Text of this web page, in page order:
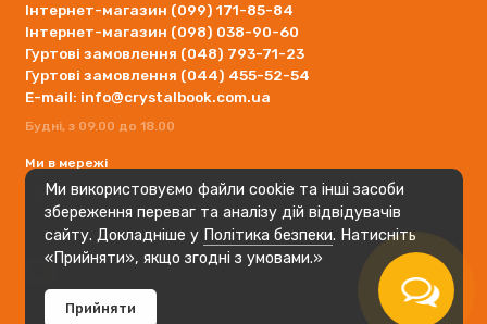
Ми використовуємо файли cookie та інші засоби
збереження переваг та аналізу дій відвідувачів
сайту. Докладніше у Політика безпеки. Натисніть
«Прийняти», якщо згодні з умовами.»
Прийняти
Інтернет-магазин (099) 171-85-84
Інтернет-магазин (098) 038-90-60
Гуртові замовлення (048) 793-71-23
Гуртові замовлення (044) 455-52-54
E-mail: info@crystalbook.com.ua
Будні, з 09.00 до 18.00
Ми в мережі